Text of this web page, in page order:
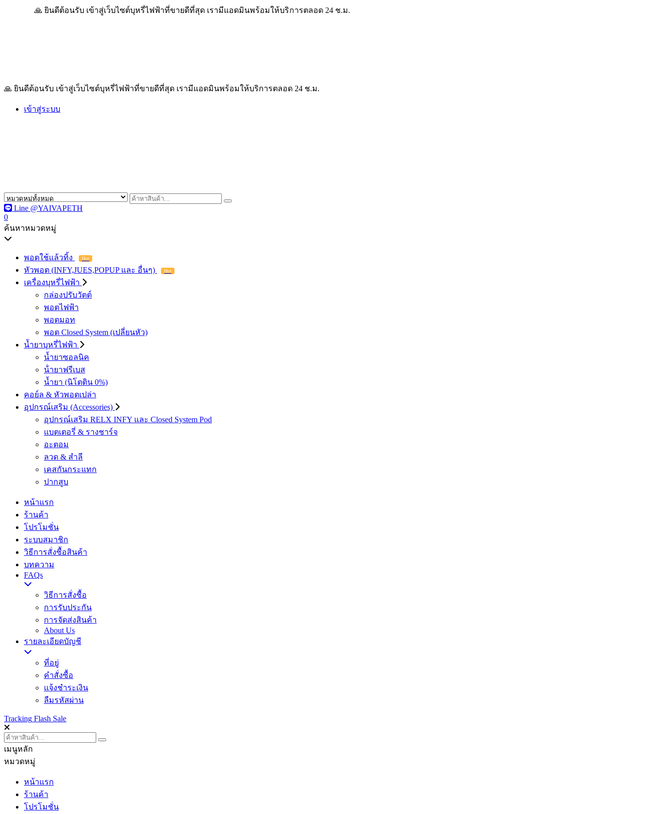
ต้อนรับ เข้าสู่เว็บไซต์บุหรี่ไฟฟ้าที่ขายดีที่สุด เรามีแอดมินพร้อมให้บริการตลอด 24 ช.ม.
🙏 ยินดีต้อนรับ เข้าสู่เว็บไซต์บุหรี่ไฟฟ้าที่ขายดีที่สุด เรามีแอดมินพร้อมให้บริการตลอด 24 ช.ม.
เข้าสู่ระบบ
Line @YAIVAPETH
0
ค้นหาหมวดหมู่
พอตใช้แล้วทิ้ง Hot
หัวพอต (INFY,JUES,POPUP และ อื่นๆ) Hot
เครื่องบุหรี่ไฟฟ้า
กล่องปรับวัตต์
พอตไฟฟ้า
พอตมอท
พอต Closed System (เปลี่ยนหัว)
น้ำยาบุหรี่ไฟฟ้า
น้ำยาซอลนิค
น้ํายาฟรีเบส
น้ำยา (นิโตติน 0%)
คอย์ล & หัวพอตเปล่า
อุปกรณ์เสริม (Accessories)
อุปกรณ์เสริม RELX INFY และ Closed System Pod
แบตเตอรี่ & รางชาร์จ
อะตอม
ลวด ​& สำลี
เคสกันกระแทก
ปากสูบ
หน้าแรก
ร้านค้า
โปรโมชั่น
ระบบสมาชิก
วิธีการสั่งซื้อสินค้า
บทความ
FAQs
วิธีการสั่งซื้อ
การรับประกัน
การจัดส่งสินค้า
About Us
รายละเอียดบัญชี
ที่อยู่
คำสั่งซื้อ
แจ้งชำระเงิน
ลืมรหัสผ่าน
Tracking Flash Sale
เมนูหลัก
หมวดหมู่
หน้าแรก
ร้านค้า
โปรโมชั่น